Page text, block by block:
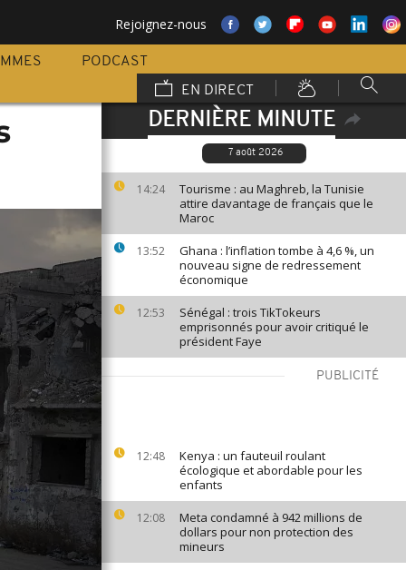
Rejoignez-nous
PODCAST
EN DIRECT
DERNIÈRE MINUTE
7 août 2026
14:24
Tourisme : au Maghreb, la Tunisie
attire davantage de français que le
Maroc
13:52
Ghana : l’inflation tombe à 4,6 %, un
nouveau signe de redressement
économique
12:53
Sénégal : trois TikTokeurs
emprisonnés pour avoir critiqué le
président Faye
PUBLICITÉ
12:48
Kenya : un fauteuil roulant
écologique et abordable pour les
enfants
12:08
Meta condamné à 942 millions de
dollars pour non protection des
mineurs